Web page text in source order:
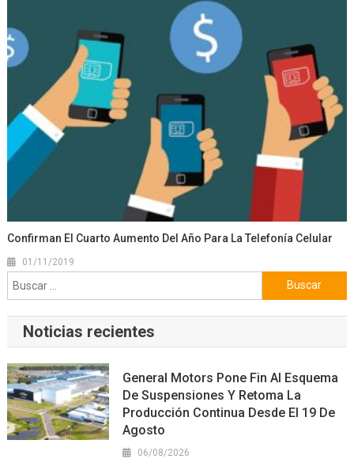
Confirman El Cuarto Aumento Del Año Para La Telefonía Celular
01/11/2019
Buscar:
Noticias recientes
General Motors Pone Fin Al Esquema
De Suspensiones Y Retoma La
Producción Continua Desde El 19 De
Agosto
06/08/2026